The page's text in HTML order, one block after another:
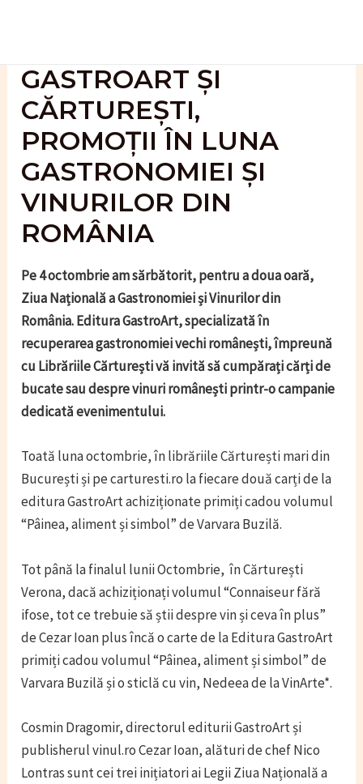
GASTROART ȘI
CĂRTUREȘTI,
PROMOȚII ÎN LUNA
GASTRONOMIEI ȘI
VINURILOR DIN
ROMÂNIA
Pe 4 octombrie am sărbătorit, pentru a doua oară,
Ziua Națională a Gastronomiei și Vinurilor din
România. Editura GastroArt, specializată în
recuperarea gastronomiei vechi românești, împreună
cu Librăriile Cărturești vă invită să cumpărați cărți de
bucate sau despre vinuri românești printr-o campanie
dedicată evenimentului.
Toată luna octombrie, în librăriile Cărturești mari din
București și pe carturesti.ro la fiecare două carți de la
editura GastroArt achiziționate primiți cadou volumul
“Pâinea, aliment și simbol” de Varvara Buzilă.
Tot până la finalul lunii Octombrie, în Cărturești
Verona, dacă achiziționați volumul “Connaiseur fără
ifose, tot ce trebuie să știi despre vin și ceva în plus”
de Cezar Ioan plus încă o carte de la Editura GastroArt
primiți cadou volumul “Pâinea, aliment și simbol” de
Varvara Buzilă și o sticlă cu vin, Nedeea de la VinArte*.
Cosmin Dragomir, directorul editurii GastroArt și
publisherul vinul.ro Cezar Ioan, alături de chef Nico
Lontras sunt cei trei inițiatori ai Legii Ziua Națională a